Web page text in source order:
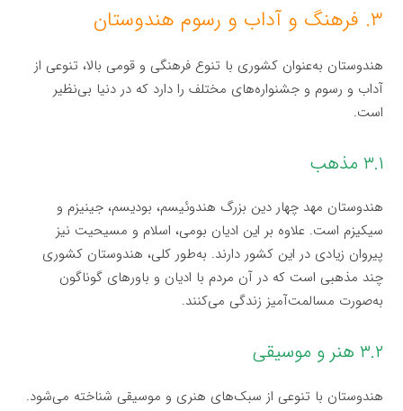
۳. فرهنگ و آداب و رسوم هندوستان
هندوستان به‌عنوان کشوری با تنوع فرهنگی و قومی بالا، تنوعی از
آداب و رسوم و جشنواره‌های مختلف را دارد که در دنیا بی‌نظیر
است.
۳.۱ مذهب
هندوستان مهد چهار دین بزرگ هندوئیسم، بودیسم، جینیزم و
سیکیزم است. علاوه بر این ادیان بومی، اسلام و مسیحیت نیز
پیروان زیادی در این کشور دارند. به‌طور کلی، هندوستان کشوری
چند مذهبی است که در آن مردم با ادیان و باورهای گوناگون
به‌صورت مسالمت‌آمیز زندگی می‌کنند.
۳.۲ هنر و موسیقی
هندوستان با تنوعی از سبک‌های هنری و موسیقی شناخته می‌شود.